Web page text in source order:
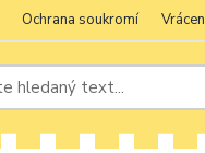
Ochrana soukromí